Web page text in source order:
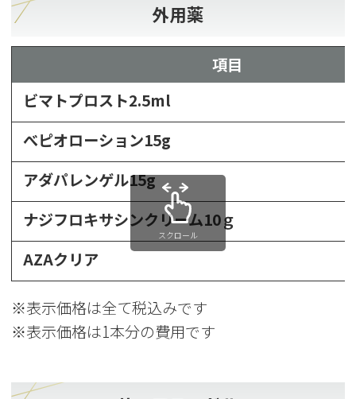
外用薬
項目
ビマトプロスト2.5ml
べピオローション15g
アダパレンゲル15g
ナジフロキサシンクリーム10ｇ
AZAクリア
※表示価格は全て税込みです
※表示価格は1本分の費用です
スクロール